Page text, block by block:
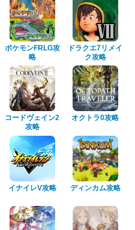
ポケモンFRLG攻
略
ドラクエ7リメイ
ク攻略
コードヴェイン2
攻略
オクトラ0攻略
イナイレV攻略 ディンカム攻略